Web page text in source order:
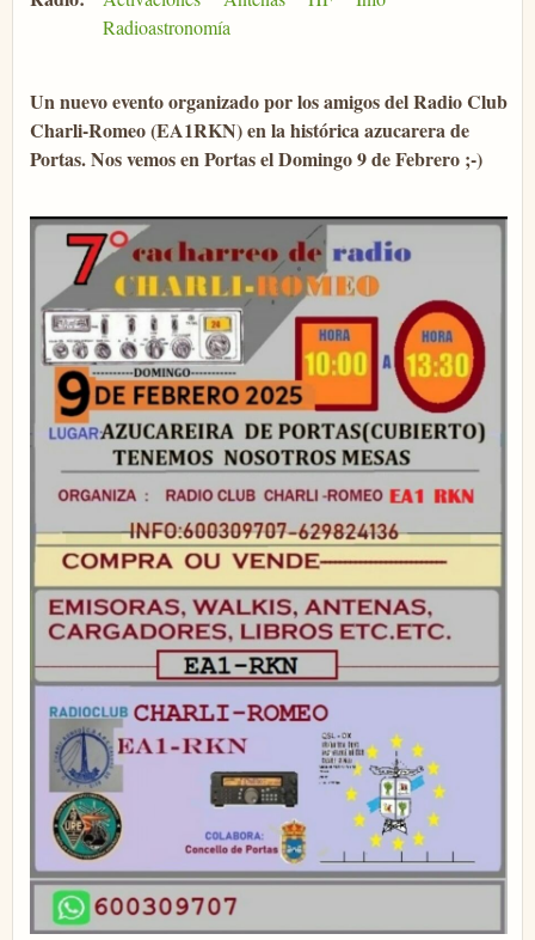
Radioastronomía
Un nuevo evento organizado por los amigos del Radio Club
Charli-Romeo (EA1RKN) en la histórica azucarera de
Portas. Nos vemos en Portas el Domingo 9 de Febrero ;-)